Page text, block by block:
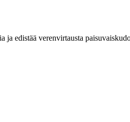
ja edistää verenvirtausta